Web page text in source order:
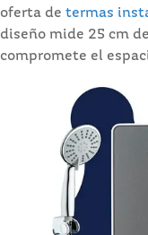
oferta de termas
diseño mide 25 cm
compromete el